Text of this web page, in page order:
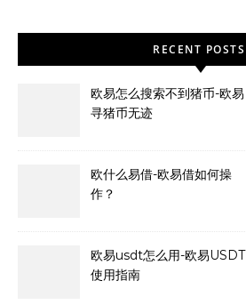
RECENT POSTS
欧易怎么搜索不到猪币-欧易
寻猪币无迹
欧什么易借-欧易借如何操
作？
欧易usdt怎么用-欧易USDT
使用指南